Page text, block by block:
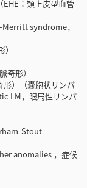
：類上皮型血管
syndrome，
形）
）（嚢胞状リンパ
LM，限局性リンパ
Stout
anomalies ，症候